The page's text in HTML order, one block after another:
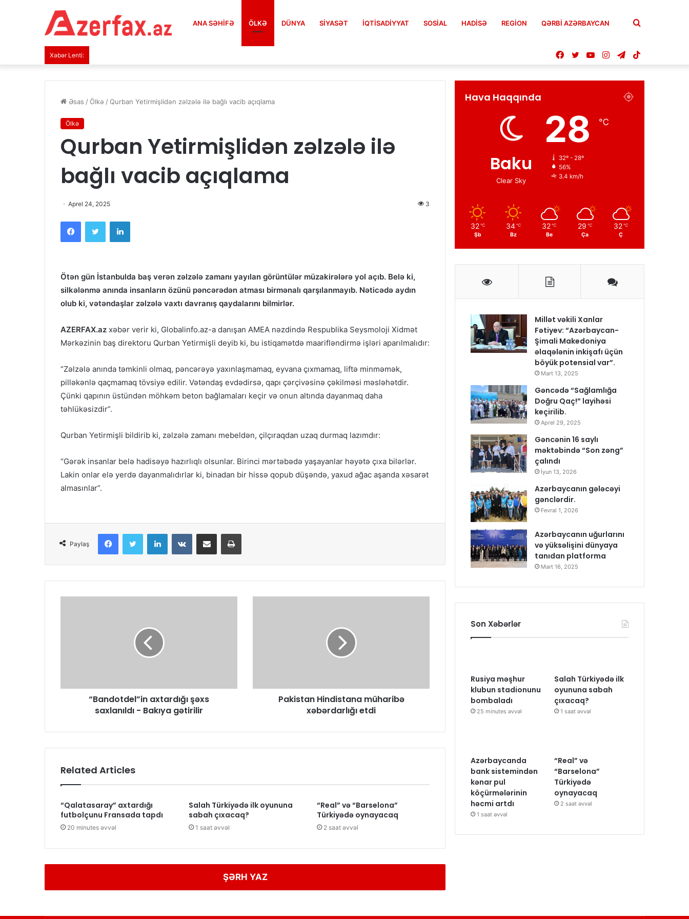
ANA SƏHIFƏ ÖLKƏ DÜNYA SIYASƏT İQTISADIYYAT SOSIAL HADISƏ REGION QƏRBİ AZƏRBAYCAN Axtar
Xəbər Lenti: Telegram
Instagram
YouTube
Twitter
Facebook
Əsas /Ölkə /Qurban Yetirmişlidən zəlzələ ilə bağlı vacib açıqlama
Ölkə
Qurban Yetirmişlidən zəlzələ ilə
bağlı vacib açıqlama
Aprel 24, 2025 3
FacebookTwitter LinkedIn
Ötən gün İstanbulda baş verən zəlzələ zamanı yayılan görüntülər müzakirələrə yol açıb. Belə ki,
silkələnmə anında insanların özünü pəncərədən atması birmənalı qarşılanmayıb. Nəticədə aydın
olub ki, vətəndaşlar zəlzələ vaxtı davranış qaydalarını bilmirlər.
AZERFAX.az xəbər verir ki, Globalinfo.az-a danışan AMEA nəzdində Respublika Seysmoloji Xidmət
Mərkəzinin baş direktoru Qurban Yetirmişli deyib ki, bu istiqamətdə maarifləndirmə işləri aparılmalıdır:
“Zəlzələ anında təmkinli olmaq, pəncərəyə yaxınlaşmamaq, eyvana çıxmamaq, liftə minməmək,
pilləkənlə qaçmamaq tövsiyə edilir. Vətəndaş evdədirsə, qapı çərçivəsinə çəkilməsi məsləhətdir.
Çünki qapının üstündən möhkəm beton bağlamaları keçir və onun altında dayanmaq daha
təhlükəsizdir”.
Qurban Yetirmişli bildirib ki, zəlzələ zamanı mebeldən, çilçıraqdan uzaq durmaq lazımdır:
“Gərək insanlar belə hadisəyə hazırlıqlı olsunlar. Birinci mərtəbədə yaşayanlar həyətə çıxa bilərlər.
Lakin onlar elə yerdə dayanmalıdırlar ki, binadan bir hissə qopub düşəndə, yaxud ağac aşanda xəsarət
almasınlar”.
Paylaş
FacebookTwitter LinkedInVKontakteShare via Email Print
“Bandotdel”in axtardığı şəxs
saxlanıldı - Bakıya gətirilir
Pakistan Hindistana müharibə
xəbərdarlığı etdi
Related Articles
“Qalatasaray” axtardığı
futbolçunu Fransada tapdı
20 minutes əvvəl
Salah Türkiyədə ilk oyununa
sabah çıxacaq?
1 saat əvvəl
“Real” və “Barselona”
Türkiyədə oynayacaq
2 saat əvvəl
ŞƏRH YAZ
Hava Haqqında
Baku
Clear Sky
28 ℃
32º - 28º
56%
3.4 km/h
32 ℃
Şb
34 ℃
Bz
32 ℃
Be
29 ℃
Ça
32 ℃
Ç
Millət vəkili Xanlar
Fətiyev: “Azərbaycan-
Şimali Makedoniya
əlaqələnin inkişafı üçün
böyük potensial var”.
Mart 13, 2025
Gəncədə “Sağlamlığa
Doğru Qaç!” layihəsi
keçirilib.
Aprel 29, 2025
Gəncənin 16 saylı
məktəbində “Son zəng”
çalındı
İyun 13, 2026
Azərbaycanın gələcəyi
gənclərdir.
Fevral 1, 2026
Azərbaycanın uğurlarını
və yüksəlişini dünyaya
tanıdan platforma
Mart 16, 2025
Son Xəbərlər
Rusiya məşhur
klubun stadionunu
bombaladı
25 minutes əvvəl
Salah Türkiyədə ilk
oyununa sabah
çıxacaq?
1 saat əvvəl
Azərbaycanda
bank sistemindən
kənar pul
köçürmələrinin
həcmi artdı
1 saat əvvəl
“Real” və
“Barselona”
Türkiyədə
oynayacaq
2 saat əvvəl